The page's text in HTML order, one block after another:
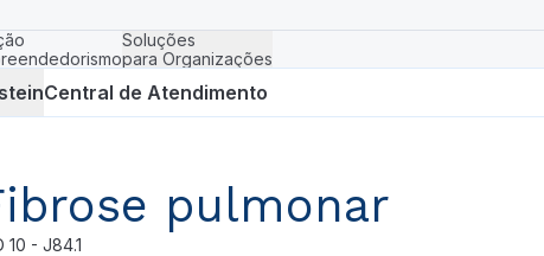
Soluções
para Organizações
Central de Atendimento
pulmonar
10 - J84.1